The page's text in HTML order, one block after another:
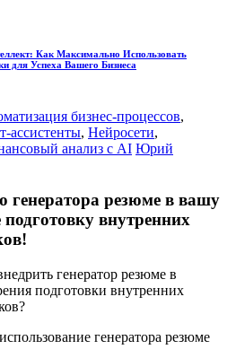
Как Максимально Использовать
для Успеха Вашего Бизнеса
бизнес-процессов,
ассистенты, Нейросети,
анализ с AI Юрий
генератора резюме в вашу
внутренних
генератора резюме